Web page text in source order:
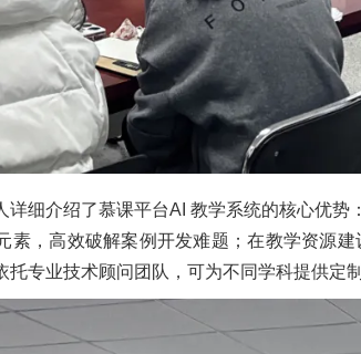
详细介绍了慕课平台AI 教学系统的核心优
素，高效破解案例开发难题；在教学资源
托专业技术顾问团队，可为不同学科提供定